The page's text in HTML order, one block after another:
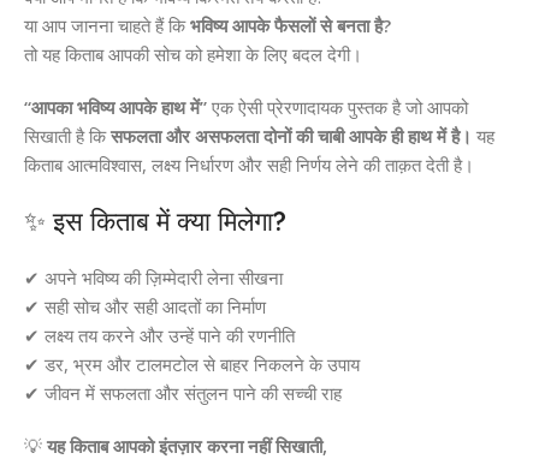
या आप जानना चाहते हैं किभविष्य आपके फैसलों से बनता है?
तो यह किताब आपकी सोच को हमेशा के लिए बदल देगी।
“आपका भविष्य आपके हाथ में” एक ऐसी प्रेरणादायक पुस्तक है जो आपको
सिखाती है किसफलता और असफलता दोनों की चाबी आपके ही हाथ में है। यह
किताब आत्मविश्वास, लक्ष्य निर्धारण और सही निर्णय लेने की ताक़त देती है।
✨ इस किताब में क्या मिलेगा?
✔ अपने भविष्य की ज़िम्मेदारी लेना सीखना
✔ सही सोच और सही आदतों का निर्माण
✔ लक्ष्य तय करने और उन्हें पाने की रणनीति
✔ डर, भ्रम और टालमटोल से बाहर निकलने के उपाय
✔ जीवन में सफलता और संतुलन पाने की सच्ची राह
💡 यह किताब आपको इंतज़ार करना नहीं सिखाती,